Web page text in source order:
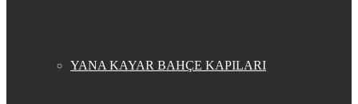
YANA KAYAR BAHÇE KAPILARI